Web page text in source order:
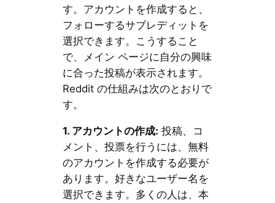
す。アカウントを作成すると、
フォローするサブレディットを
選択できます。こうすること
で、メイン ページに自分の興味
に合った投稿が表示されます。
Reddit の仕組みは次のとおりで
す。
1. アカウントの作成: 投稿、コ
メント、投票を行うには、無料
のアカウントを作成する必要が
あります。好きなユーザー名を
選択できます。多くの人は、本